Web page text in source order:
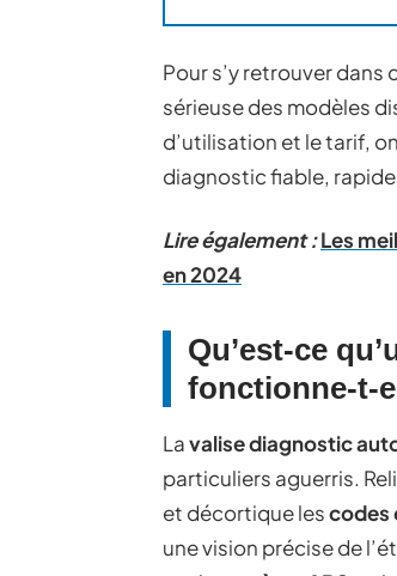
Pour s’y retrouver
sérieuse des modèles
d’utilisation et le tarif,
diagnostic fiable,
Lire également :Les
en 2024
Qu’est-ce
fonctionne-t-
Lavalise diagnostic
particuliers aguerris.
et décortique lescodes
une vision précise de